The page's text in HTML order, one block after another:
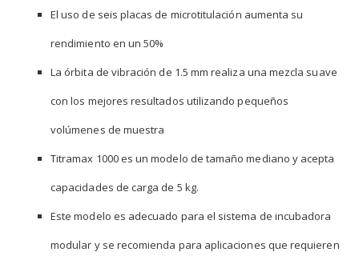
El uso de seis placas de microtitulación aumenta su
rendimiento en un 50%
La órbita de vibración de 1.5 mm realiza una mezcla suave
con los mejores resultados utilizando pequeños
volúmenes de muestra
Titramax 1000 es un modelo de tamaño mediano y acepta
capacidades de carga de 5 kg.
Este modelo es adecuado para el sistema de incubadora
modular y se recomienda para aplicaciones que requieren